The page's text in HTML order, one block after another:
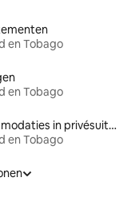
en Tobago
en Tobago
Accommodaties in privésuites
en Tobago